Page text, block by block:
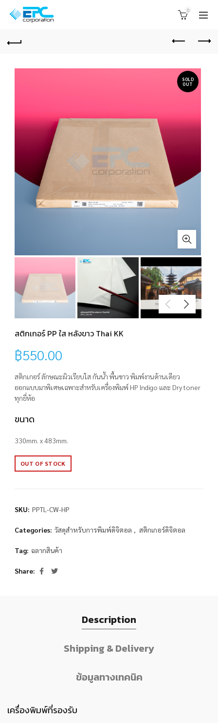
0
SOLD
OUT
สติกเกอร์ PP ใส หลังขาว Thai KK
฿550.00
สติกเกอร์ ลักษณะผิวเรียบใส กันน้ำ พื้นขาว พิมพ์งานด้านเดียว
ออกแบบมาพิเศษเฉพาะสำหรับเครื่องพิมพ์ HP Indigo และ Dry toner
ทุกยี่ห้อ
ขนาด
330mm. x 483mm.
OUT OF STOCK
SKU: PPTL-CW-HP
Categories: วัสดุสำหรับการพิมพ์ดิจิตอล , สติกเกอร์ดิจิตอล
Tag: ฉลากสินค้า
Share
Description
Shipping & Delivery
ข้อมูลทางเทคนิค
เครื่องพิมพ์ที่รองรับ